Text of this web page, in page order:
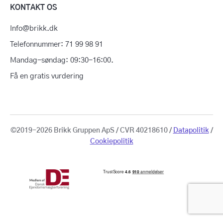
KONTAKT OS
Info@brikk.dk
Telefonnummer: 71 99 98 91
Mandag-søndag: 09:30-16:00.
Få en gratis vurdering
©2019-2026 Brikk Gruppen ApS / CVR 40218610 / Datapolitik/
Cookiepolitik